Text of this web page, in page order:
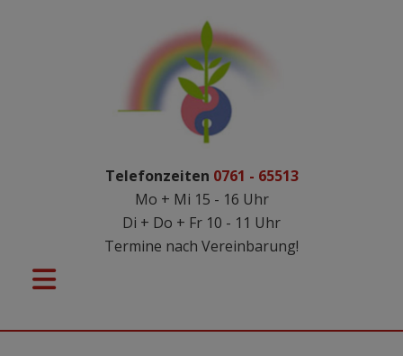
Telefonzeiten 0761 - 65513
Mo + Mi 15 - 16 Uhr
Di + Do + Fr 10 - 11 Uhr
Termine nach Vereinbarung!